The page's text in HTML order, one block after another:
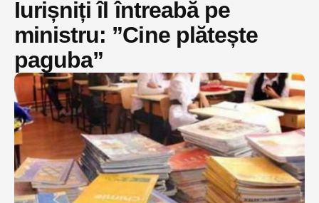
Iurișniți îl întreabă pe
ministru: ”Cine plătește
paguba”